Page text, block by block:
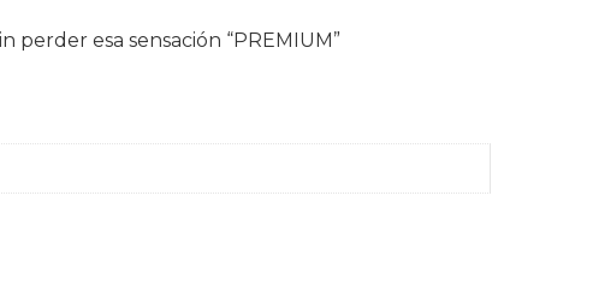
esa sensación “PREMIUM”